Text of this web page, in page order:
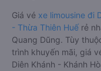
Giá vé xe limousine đi
- Thừa Thiên Huế rẻ
Quang Dũng. Tùy
trình khuyến mãi, giá
Diên Khánh - Khánh